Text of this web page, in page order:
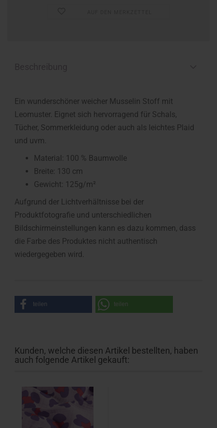
Ein wunderschöner weicher Musselin Stoff mit
Leomuster. Eignet sich hervorragend für Schals,
Tücher, Sommerkleidung oder auch als leichtes Plaid
und uvm.
Material: 100 % Baumwolle
Breite: 130 cm
Gewicht: 125g/m²
Aufgrund der Lichtverhältnisse bei der
Produktfotografie und unterschiedlichen
Bildschirmeinstellungen kann es dazu kommen, dass
die Farbe des Produktes nicht authentisch
wiedergegeben wird.
teilen teilen
Kunden, welche diesen Artikel bestellten, haben
auch folgende Artikel gekauft: